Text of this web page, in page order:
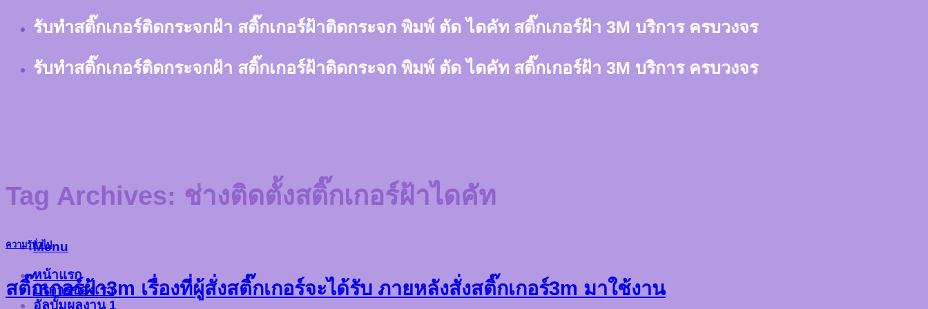
รับทำสติ๊กเกอร์ติดกระจกฝ้า สติ๊กเกอร์ฝ้าติดกระจก พิมพ์ ตัด ไดคัท สติ๊กเกอร์ฝ้า 3M บริการ ครบวงจร
รับทำสติ๊กเกอร์ติดกระจกฝ้า สติ๊กเกอร์ฝ้าติดกระจก พิมพ์ ตัด ไดคัท สติ๊กเกอร์ฝ้า 3M บริการ ครบวงจร
Menu
หน้าแรก
บริการของเรา
อัลบั้มผลงาน 1
Tag Archives: ช่างติดตั้งสติ๊กเกอร์ฝ้าไดคัท
ความรู้ทั่วไป
สติ๊กเกอร์ฝ้า3m เรื่องที่ผู้สั่งสติ๊กเกอร์จะได้รับ ภายหลังสั่งสติ๊กเกอร์3m มาใช้งาน